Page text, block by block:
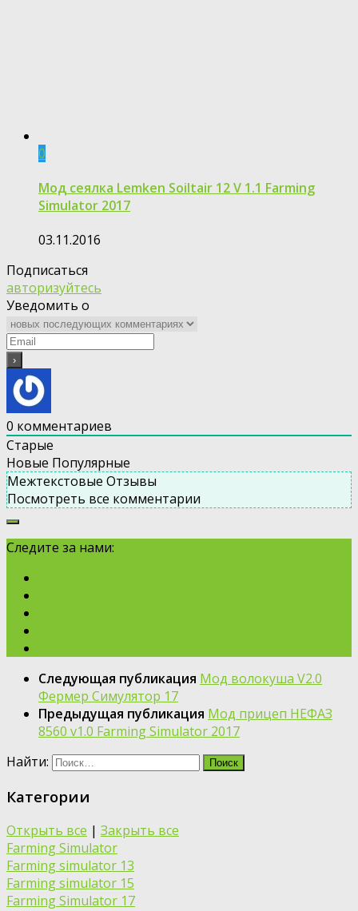
0
Мод сеялка Lemken Soiltair 12 V 1.1 Farming
Simulator 2017
03.11.2016
Подписаться
авторизуйтесь
Уведомить о
0 комментариев
Старые
Новые Популярные
Межтекстовые Отзывы
Посмотреть все комментарии
Следите за нами:
Следующая публикация Мод волокуша V2.0
Фермер Симулятор 17
Предыдущая публикация Мод прицеп НЕФАЗ
8560 v1.0 Farming Simulator 2017
Найти:
Категории
Открыть все | Закрыть все
Farming Simulator
Farming simulator 13
Farming simulator 15
Farming Simulator 17